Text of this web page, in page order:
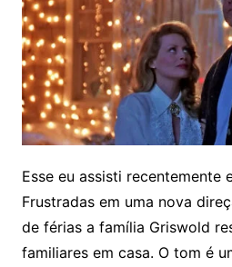
Esse eu assisti recentemente
Frustradas em uma nova
de férias a família Griswold
familiares em casa. O tom é